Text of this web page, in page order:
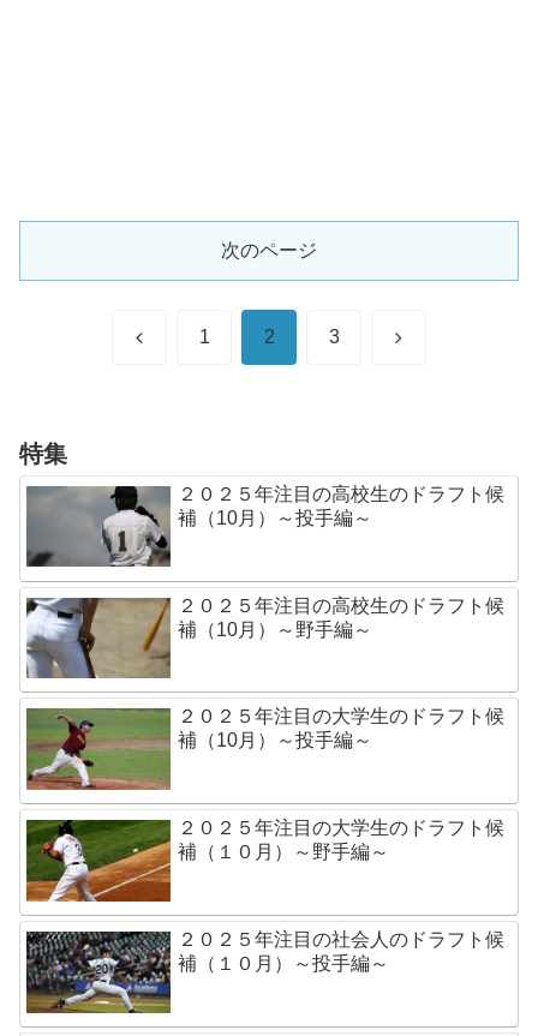
次のページ
前 1 2 3 次
特集
２０２５年注目の高校生のドラフト候
補（10月）～投手編～
２０２５年注目の高校生のドラフト候
補（10月）～野手編～
２０２５年注目の大学生のドラフト候
補（10月）～投手編～
２０２５年注目の大学生のドラフト候
補（１０月）～野手編～
２０２５年注目の社会人のドラフト候
補（１０月）～投手編～